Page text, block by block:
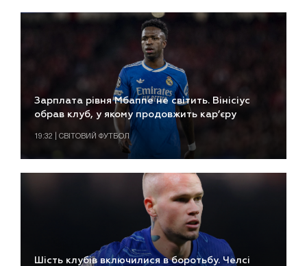
Зарплата рівня Мбаппе не світить. Вінісіус
обрав клуб, у якому продовжить кар’єру
19:32 | СВІТОВИЙ ФУТБОЛ
Шість клубів включилися в боротьбу. Челсі